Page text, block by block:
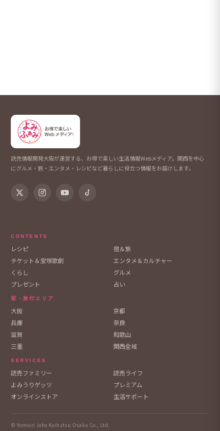
読売情報開発大阪が運営する、お得で楽しい生活情報Webメディア。関西を中心
にグルメ・旅・エンタメ・レシピなど暮らしに役立つ情報をお届けします。
CONTENTS
レシピ
宿＆旅
チケット＆宝塚歌劇
エンタメ＆カルチャー
くらし
グルメ
プレゼント
占い
宿・旅行エリア
大阪
京都
兵庫
奈良
滋賀
和歌山
三重
関西全域
SERVICES
読売ファミリー
読売ライフ
よみうりゲッツ
プレミアム
オンラインストア
生活サポート
© Yomiuri Joho Kaihatsu Osaka Co., Ltd.